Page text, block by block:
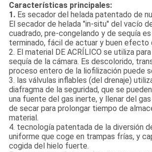
Características principales:
1. Es secador del helada patentado de
El secador de helada "in-situ" del vacío
cuadrado, pre-congelando y de sequía
terminado, fácil de actuar y buen efecto
2. El material DE ACRÍLICO se utiliza
sequía de la cámara. Es descolorido,
proceso entero de la liofilización puede
3. las válvulas inflables (del drenaje)
diafragma de la seguridad, que se
una fuente del gas inerte, y llenar del
de secar para prolongar tiempo de
material.
4. tecnología patentada de la diversión
uniforme que coge en trampas frías, y
cogida del hielo fuerte.